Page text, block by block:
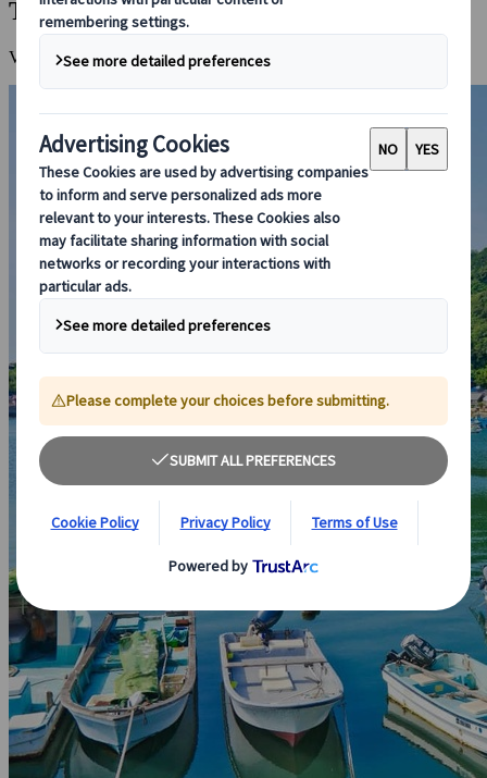
Tomonoura
Ville portuaire historique et célèbre décor de cinéma.